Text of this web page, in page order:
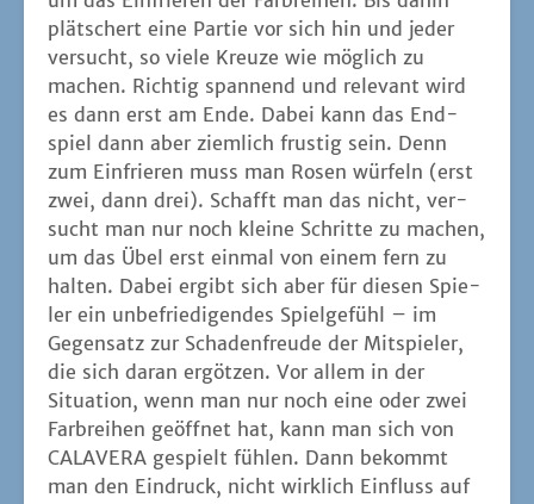
plät­schert eine Par­tie vor sich hin und jeder
ver­sucht, so vie­le Kreu­ze wie mög­lich zu
machen. Rich­tig span­nend und rele­vant wird
es dann erst am Ende. Dabei kann das End­
spiel dann aber ziem­lich frus­tig sein. Denn
zum Ein­frie­ren muss man Rosen wür­feln (erst
zwei, dann drei). Schafft man das nicht, ver­
sucht man nur noch klei­ne Schrit­te zu machen,
um das Übel erst ein­mal von einem fern zu
hal­ten. Dabei ergibt sich aber für die­sen Spie­
ler ein unbe­frie­di­gen­des Spiel­ge­fühl – im
Gegen­satz zur Scha­den­freu­de der Mit­spie­ler,
die sich dar­an ergöt­zen. Vor allem in der
Situa­ti­on, wenn man nur noch eine oder zwei
Farb­rei­hen geöff­net hat, kann man sich von
CALAVERA gespielt füh­len. Dann bekommt
man den Ein­druck, nicht wirk­lich Ein­fluss auf